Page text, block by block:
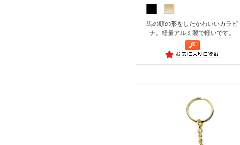
馬の頭の形をしたかわいいカラビ
ナ。軽量アルミ製で軽いです。